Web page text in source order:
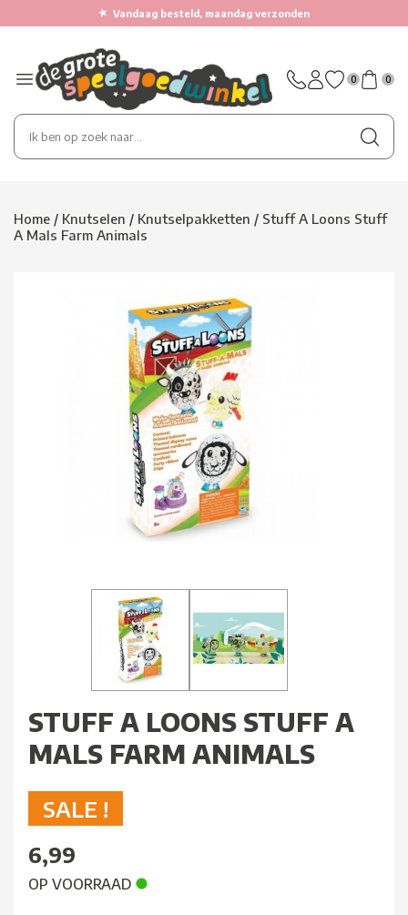
★ Vandaag besteld, maandag verzonden
0 0
Home / Knutselen / Knutselpakketten / Stuff A Loons Stuff
A Mals Farm Animals
STUFF A LOONS STUFF A
MALS FARM ANIMALS
SALE !
6,99
OP VOORRAAD